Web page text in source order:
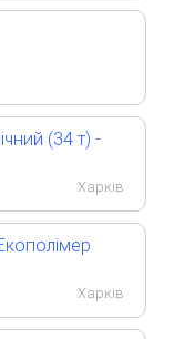
(34 т) -
Харків
Харків